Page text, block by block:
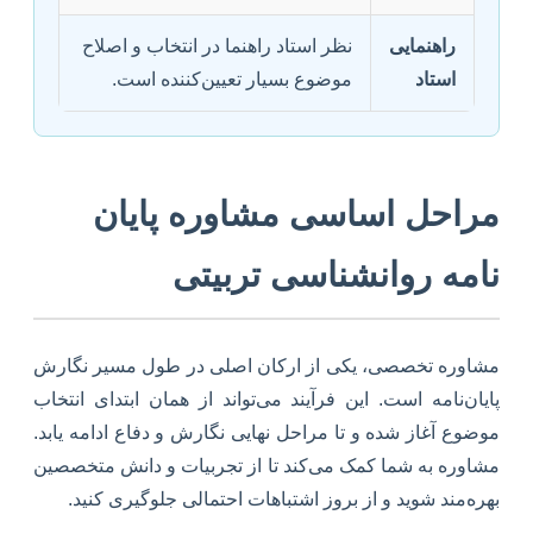
راهنمایی
استاد
نظر استاد راهنما در انتخاب و اصلاح
موضوع بسیار تعیین‌کننده است.
مراحل اساسی مشاوره پایان
نامه روانشناسی تربیتی
مشاوره تخصصی، یکی از ارکان اصلی در طول مسیر نگارش
پایان‌نامه است. این فرآیند می‌تواند از همان ابتدای انتخاب
موضوع آغاز شده و تا مراحل نهایی نگارش و دفاع ادامه یابد.
مشاوره به شما کمک می‌کند تا از تجربیات و دانش متخصصین
بهره‌مند شوید و از بروز اشتباهات احتمالی جلوگیری کنید.